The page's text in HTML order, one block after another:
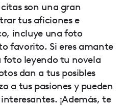
son una gran
tus aficiones e
incluye una foto
favorito. Si eres amante
foto leyendo tu novela
dan a tus posibles
a tus pasiones y pueden
¡Además, te